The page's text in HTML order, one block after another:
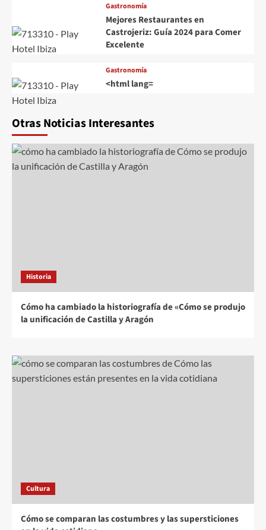
Gastronomía
Mejores Restaurantes en
Castrojeriz: Guía 2024 para Comer
Excelente
Gastronomía
<html lang=
Otras Noticias Interesantes
Historia
Cómo ha cambiado la historiografía de «Cómo se produjo
la unificación de Castilla y Aragón
Cultura
Cómo se comparan las costumbres y las supersticiones